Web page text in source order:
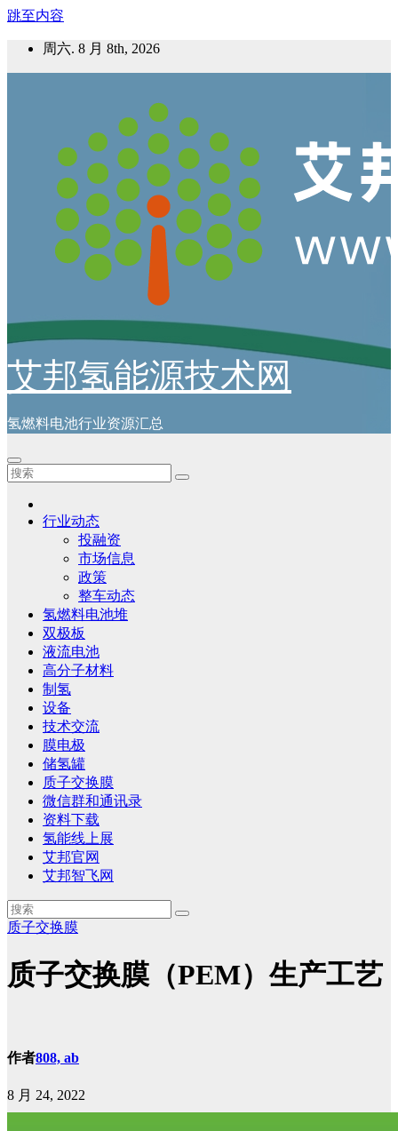
跳至内容
周六. 8 月 8th, 2026
艾邦氢能源技术网
氢燃料电池行业资源汇总
行业动态
投融资
市场信息
政策
整车动态
氢燃料电池堆
双极板
液流电池
高分子材料
制氢
设备
技术交流
膜电极
储氢罐
质子交换膜
微信群和通讯录
资料下载
氢能线上展
艾邦官网
艾邦智飞网
质子交换膜
质子交换膜（PEM）生产工艺
作者808, ab
8 月 24, 2022